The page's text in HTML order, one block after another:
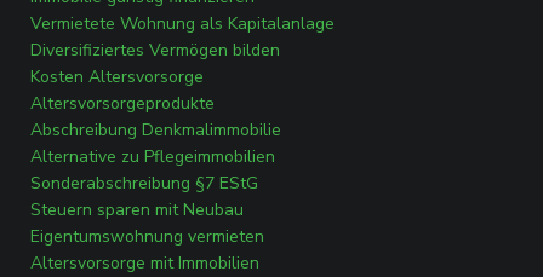
Vermietete Wohnung als Kapitalanlage
Diversifiziertes Vermögen bilden
Kosten Altersvorsorge
Altersvorsorgeprodukte
Abschreibung Denkmalimmobilie
Alternative zu Pflegeimmobilien
Sonderabschreibung §7 EStG
Steuern sparen mit Neubau
Eigentumswohnung vermieten
Altersvorsorge mit Immobilien